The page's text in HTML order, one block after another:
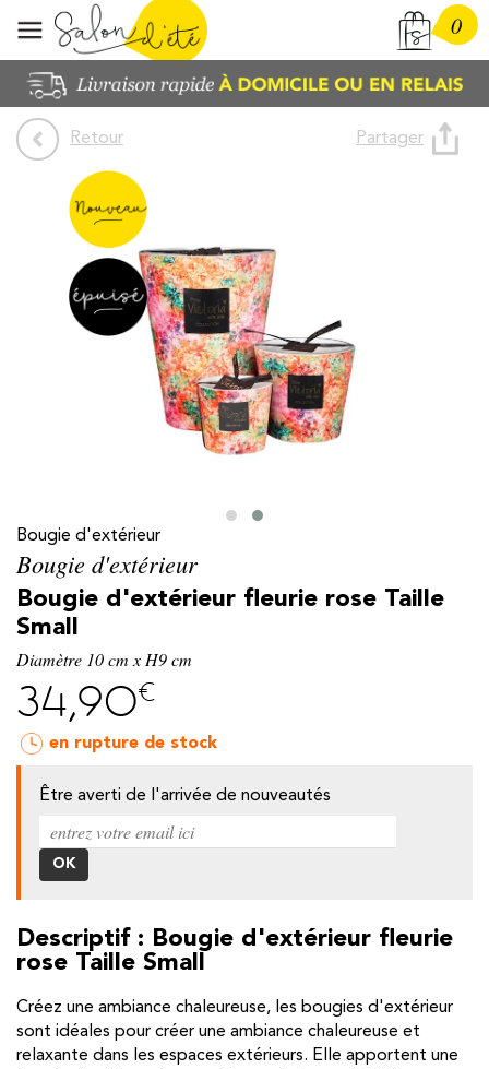
0
Retour Partager
Bougie d'extérieur
Bougie d'extérieur
Bougie d'extérieur fleurie rose Taille
Small
Diamètre 10 cm x H9 cm
34,90€
en rupture de stock
Être averti de l'arrivée de nouveautés
Descriptif : Bougie d'extérieur fleurie
rose Taille Small
Créez une ambiance chaleureuse, les bougies d'extérieur
sont idéales pour créer une ambiance chaleureuse et
relaxante dans les espaces extérieurs. Elle apportent une